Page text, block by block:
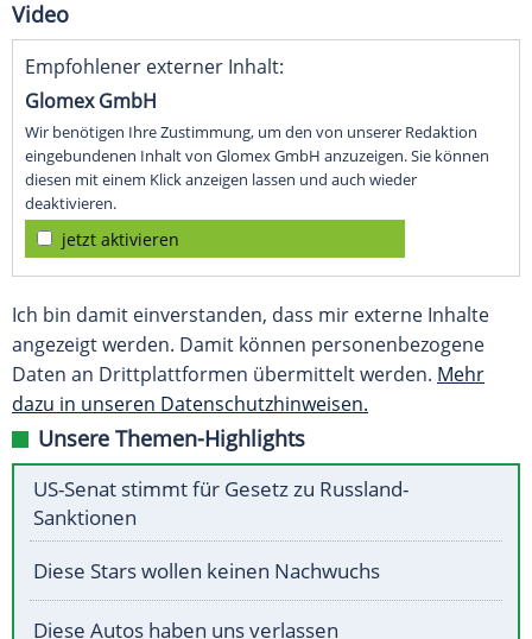
Video
Empfohlener externer Inhalt:
Glomex GmbH
Wir benötigen Ihre Zustimmung, um den von unserer Redaktion
eingebundenen Inhalt von Glomex GmbH anzuzeigen. Sie können
diesen mit einem Klick anzeigen lassen und auch wieder
deaktivieren.
jetzt aktivieren
Ich bin damit einverstanden, dass mir externe Inhalte
angezeigt werden. Damit können personenbezogene
Daten an Drittplattformen übermittelt werden. Mehr
dazu in unseren Datenschutzhinweisen.
Unsere Themen-Highlights
US-Senat stimmt für Gesetz zu Russland-
Sanktionen
Diese Stars wollen keinen Nachwuchs
Diese Autos haben uns verlassen